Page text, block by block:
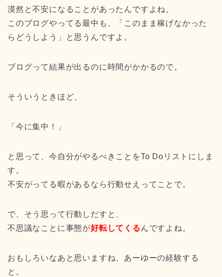
漠然と不安になることがあったんですよね。
このブログやってる最中も、「このまま稼げなかった
らどうしよう」と思うんですよ。
ブログって結果が出るのに時間がかかるので。
そういうときほど、
「今に集中！」
と思って、今自分がやるべきことをTo Doリストにしま
す。
不安がってる暇があるなら行動せえってことで。
で、そう思って行動しだすと、
不思議なことに事態が好転してくる んですよね。
おもしろいなあと思いますね、あーゆーの経験する
と。